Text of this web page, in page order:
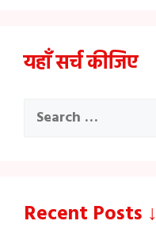
यहाँ सर्च कीजिए
Search
Recent Posts ↓